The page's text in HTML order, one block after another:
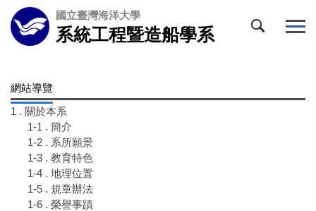
跳
到
主
容
區
國立臺灣海洋大學
系統工程暨造船學系
網站導覽
1 . 關於本系
1-1 . 簡介
1-2 . 系所願景
1-3 . 教育特色
1-4 . 地理位置
1-5 . 規章辦法
1-6 . 榮譽事蹟